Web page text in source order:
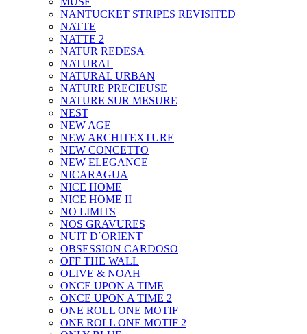
NANTUCKET STRIPES REVISITED
NATTE
NATTE 2
NATUR REDESA
NATURAL
NATURAL URBAN
NATURE PRECIEUSE
NATURE SUR MESURE
NEST
NEW AGE
NEW ARCHITEXTURE
NEW CONCETTO
NEW ELEGANCE
NICARAGUA
NICE HOME
NICE HOME II
NO LIMITS
NOS GRAVURES
NUIT D´ORIENT
OBSESSION CARDOSO
OFF THE WALL
OLIVE & NOAH
ONCE UPON A TIME
ONCE UPON A TIME 2
ONE ROLL ONE MOTIF
ONE ROLL ONE MOTIF 2